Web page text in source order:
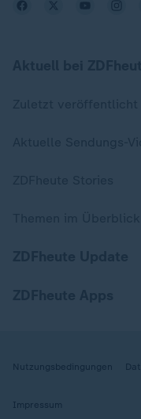
Nutzungsbedingungen
Impressum